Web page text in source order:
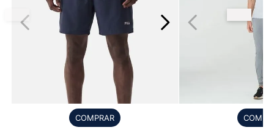
COMPRAR